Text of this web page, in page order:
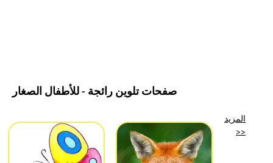
صفحات تلوين رائجة - للأطفال الصغار
المزيد
>>